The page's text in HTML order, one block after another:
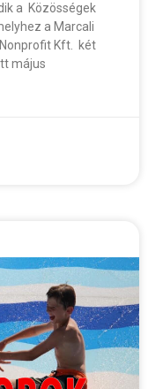
a Közösségek
a Marcali
Kft. két
május